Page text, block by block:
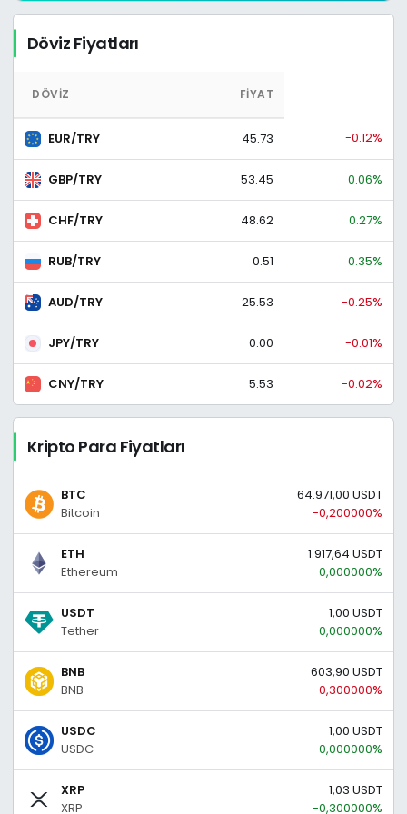
Döviz Fiyatları
DÖVIZ FIYAT
EUR/TRY 45.73 -0.12%
GBP/TRY 53.45 0.06%
CHF/TRY 48.62 0.27%
RUB/TRY 0.51 0.35%
AUD/TRY 25.53 -0.25%
JPY/TRY 0.00 -0.01%
CNY/TRY 5.53 -0.02%
Kripto Para Fiyatları
BTC
Bitcoin
64.971,00 USDT
-0,200000%
ETH
Ethereum
1.917,64 USDT
0,000000%
USDT
Tether
1,00 USDT
0,000000%
BNB
BNB
603,90 USDT
-0,300000%
USDC
USDC
1,00 USDT
0,000000%
XRP
XRP
1,03 USDT
-0,300000%